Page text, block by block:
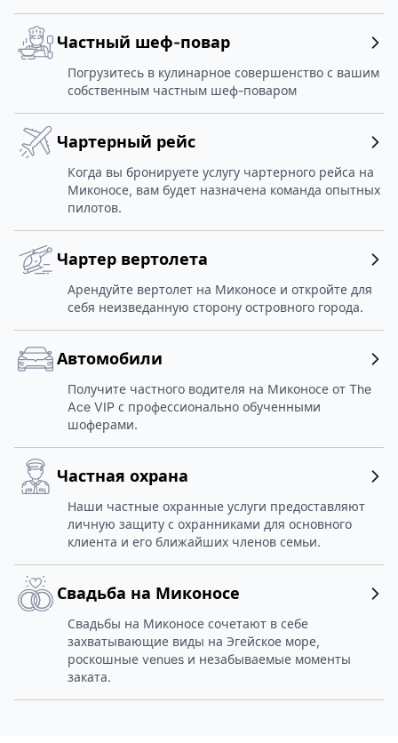
Частный шеф-повар
Погрузитесь в кулинарное совершенство с вашим
собственным частным шеф-поваром
Чартерный рейс
Когда вы бронируете услугу чартерного рейса на
Миконосе, вам будет назначена команда опытных
пилотов.
Чартер вертолета
Арендуйте вертолет на Миконосе и откройте для
себя неизведанную сторону островного города.
Автомобили
Получите частного водителя на Миконосе от The
Ace VIP с профессионально обученными
шоферами.
Частная охрана
Наши частные охранные услуги предоставляют
личную защиту с охранниками для основного
клиента и его ближайших членов семьи.
Свадьба на Миконосе
Свадьбы на Миконосе сочетают в себе
захватывающие виды на Эгейское море,
роскошные venues и незабываемые моменты
заката.